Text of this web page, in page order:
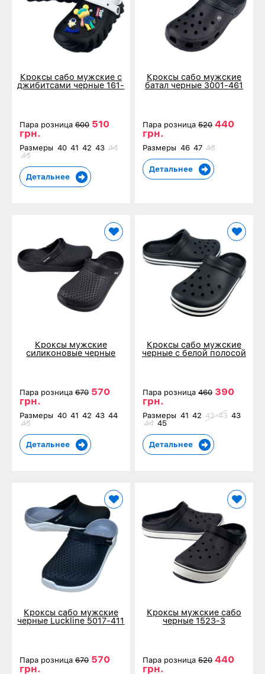
Кроксы сабо мужские с
джибитсами черные 161-
Пара розница 600 510
грн.
Размеры 40 41 42 43 44
45
Детальнее
Кроксы сабо мужские
батал черные 3001-461
Пара розница520 440
грн.
Размеры 46 47 48
Детальнее
Кроксы мужские
силиконовые черные
Пара розница 670 570
грн.
Размеры 40 41 42 43 44
45
Детальнее
Кроксы сабо мужские
черные с белой полосой
Пара розница460 390
грн.
Размеры 41 42 42-43 43
44 45
Детальнее
Кроксы сабо мужские
черные Luckline 5017-411
Пара розница 670 570
грн.
Кроксы мужские сабо
черные 1523-3
Пара розница520 440
грн.